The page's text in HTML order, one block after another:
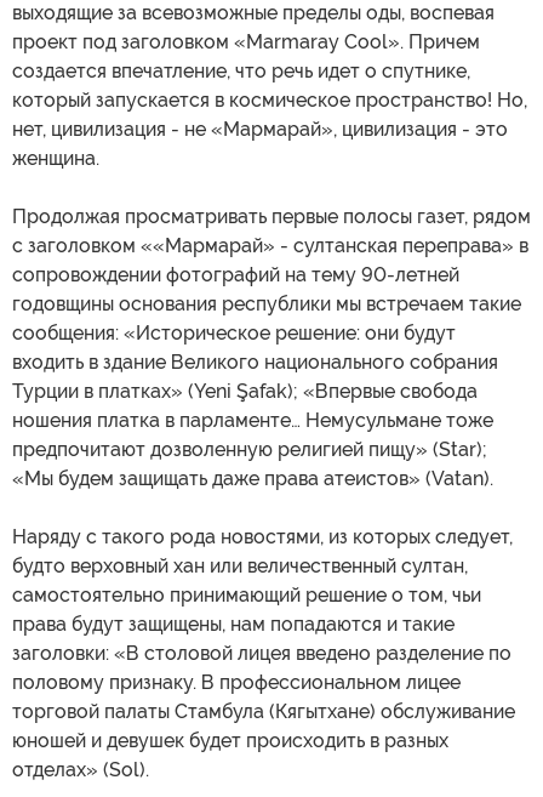
выходящие за всевозможные пределы оды, воспевая
проект под заголовком «Marmaray Cool». Причем
создается впечатление, что речь идет о спутнике,
который запускается в космическое пространство! Но,
нет, цивилизация - не «Мармарай», цивилизация - это
женщина.
Продолжая просматривать первые полосы газет, рядом
с заголовком ««Мармарай» - султанская переправа» в
сопровождении фотографий на тему 90-летней
годовщины основания республики мы встречаем такие
сообщения: «Историческое решение: они будут
входить в здание Великого национального собрания
Турции в платках» (Yeni Şafak); «Впервые свобода
ношения платка в парламенте… Немусульмане тоже
предпочитают дозволенную религией пищу» (Star);
«Мы будем защищать даже права атеистов» (Vatan).
Наряду с такого рода новостями, из которых следует,
будто верховный хан или величественный султан,
самостоятельно принимающий решение о том, чьи
права будут защищены, нам попадаются и такие
заголовки: «В столовой лицея введено разделение по
половому признаку. В профессиональном лицее
торговой палаты Стамбула (Кягытхане) обслуживание
юношей и девушек будет происходить в разных
отделах» (Sol).